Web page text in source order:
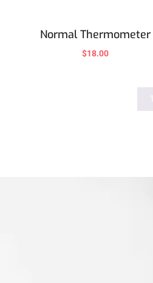
Normal Thermometer
$18.00
1